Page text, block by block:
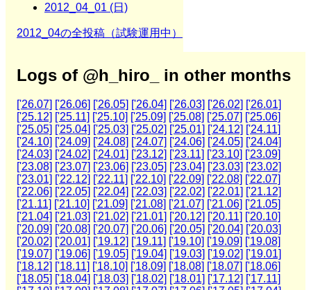
2012_04_01 (日)
2012_04の全投稿（試験運用中）
Logs of @h_hiro_ in other months
['26.07] ['26.06] ['26.05] ['26.04] ['26.03] ['26.02] ['26.01]
['25.12] ['25.11] ['25.10] ['25.09] ['25.08] ['25.07] ['25.06]
['25.05] ['25.04] ['25.03] ['25.02] ['25.01] ['24.12] ['24.11]
['24.10] ['24.09] ['24.08] ['24.07] ['24.06] ['24.05] ['24.04]
['24.03] ['24.02] ['24.01] ['23.12] ['23.11] ['23.10] ['23.09]
['23.08] ['23.07] ['23.06] ['23.05] ['23.04] ['23.03] ['23.02]
['23.01] ['22.12] ['22.11] ['22.10] ['22.09] ['22.08] ['22.07]
['22.06] ['22.05] ['22.04] ['22.03] ['22.02] ['22.01] ['21.12]
['21.11] ['21.10] ['21.09] ['21.08] ['21.07] ['21.06] ['21.05]
['21.04] ['21.03] ['21.02] ['21.01] ['20.12] ['20.11] ['20.10]
['20.09] ['20.08] ['20.07] ['20.06] ['20.05] ['20.04] ['20.03]
['20.02] ['20.01] ['19.12] ['19.11] ['19.10] ['19.09] ['19.08]
['19.07] ['19.06] ['19.05] ['19.04] ['19.03] ['19.02] ['19.01]
['18.12] ['18.11] ['18.10] ['18.09] ['18.08] ['18.07] ['18.06]
['18.05] ['18.04] ['18.03] ['18.02] ['18.01] ['17.12] ['17.11]